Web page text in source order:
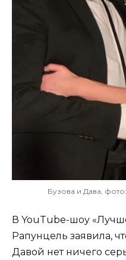
Бузова и Дава,
В YouTube-шоу
Рапунцель заявила,
Давой нет ничего